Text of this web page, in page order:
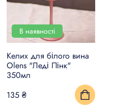
В наявності
Келих для білого вина
Olens "Леді Пінк"
350мл
135 ₴